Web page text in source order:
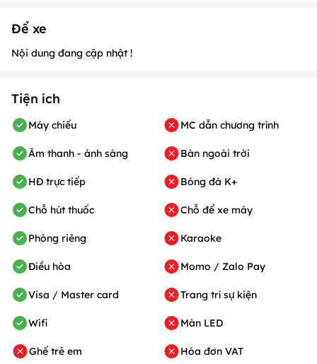
Để xe
Nội dung đang cập nhật !
Tiện ích
Máy chiếu
Âm thanh - ánh sáng
HĐ trực tiếp
Chỗ hút thuốc
Phòng riêng
Điều hòa
Visa / Master card
Wifi
Ghế trẻ em
MC dẫn chương trình
Bàn ngoài trời
Bóng đá K+
Chỗ để xe máy
Karaoke
Momo / Zalo Pay
Trang trí sự kiện
Màn LED
Hóa đơn VAT